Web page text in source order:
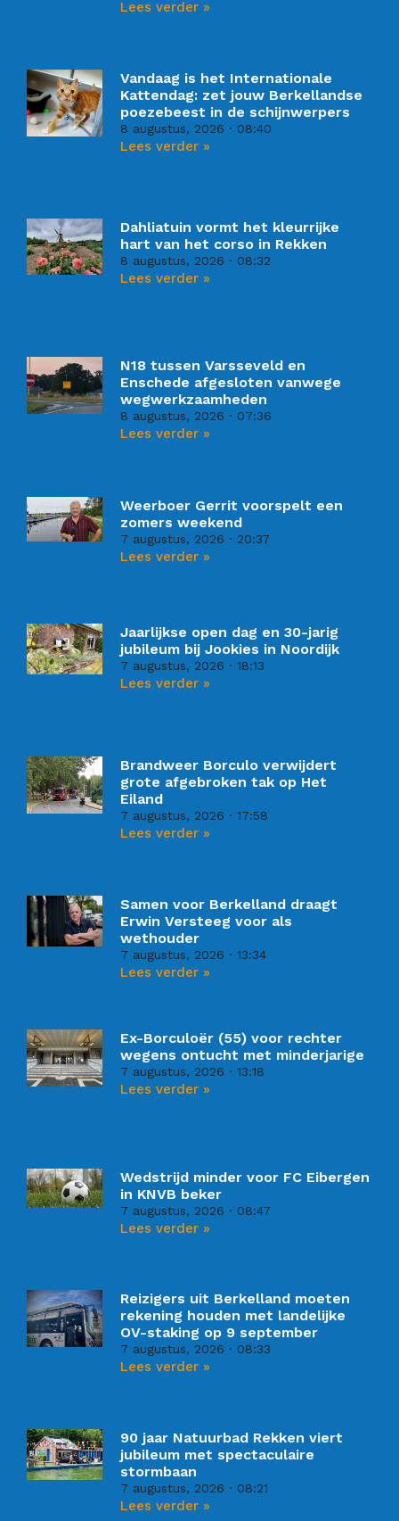
Lees verder »
Vandaag is het Internationale
Kattendag: zet jouw Berkellandse
poezebeest in de schijnwerpers
8 augustus, 2026 08:40
Lees verder »
Dahliatuin vormt het kleurrijke
hart van het corso in Rekken
8 augustus, 2026 08:32
Lees verder »
N18 tussen Varsseveld en
Enschede afgesloten vanwege
wegwerkzaamheden
8 augustus, 2026 07:36
Lees verder »
Weerboer Gerrit voorspelt een
zomers weekend
7 augustus, 2026 20:37
Lees verder »
Jaarlijkse open dag en 30-jarig
jubileum bij Jookies in Noordijk
7 augustus, 2026 18:13
Lees verder »
Brandweer Borculo verwijdert
grote afgebroken tak op Het
Eiland
7 augustus, 2026 17:58
Lees verder »
Samen voor Berkelland draagt
Erwin Versteeg voor als
wethouder
7 augustus, 2026 13:34
Lees verder »
Ex-Borculoër (55) voor rechter
wegens ontucht met minderjarige
7 augustus, 2026 13:18
Lees verder »
Wedstrijd minder voor FC Eibergen
in KNVB beker
7 augustus, 2026 08:47
Lees verder »
Reizigers uit Berkelland moeten
rekening houden met landelijke
OV-staking op 9 september
7 augustus, 2026 08:33
Lees verder »
90 jaar Natuurbad Rekken viert
jubileum met spectaculaire
stormbaan
7 augustus, 2026 08:21
Lees verder »